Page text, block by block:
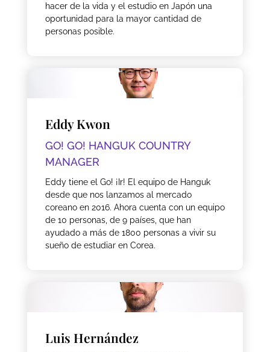
hacer de la vida y el estudio en Japón una
oportunidad para la mayor cantidad de
personas posible.
Eddy Kwon
GO! GO! HANGUK COUNTRY
MANAGER
Eddy tiene el Go! ¡Ir! El equipo de Hanguk
desde que nos lanzamos al mercado
coreano en 2016. Ahora cuenta con un equipo
de 10 personas, de 9 países, que han
ayudado a más de 1800 personas a vivir su
sueño de estudiar en Corea.
Luis Hernández